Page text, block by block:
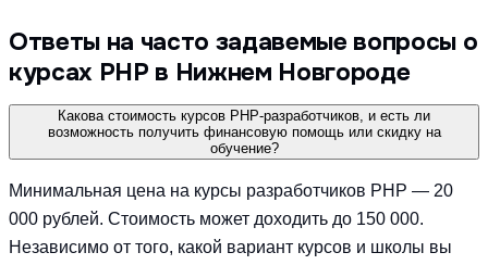
Ответы на часто задавемые вопросы о
курсах PHP в Нижнем Новгороде
Какова стоимость курсов PHP-разработчиков, и есть ли
возможность получить финансовую помощь или скидку на
обучение?
Минимальная цена на курсы разработчиков PHP — 20
000 рублей. Стоимость может доходить до 150 000.
Независимо от того, какой вариант курсов и школы вы